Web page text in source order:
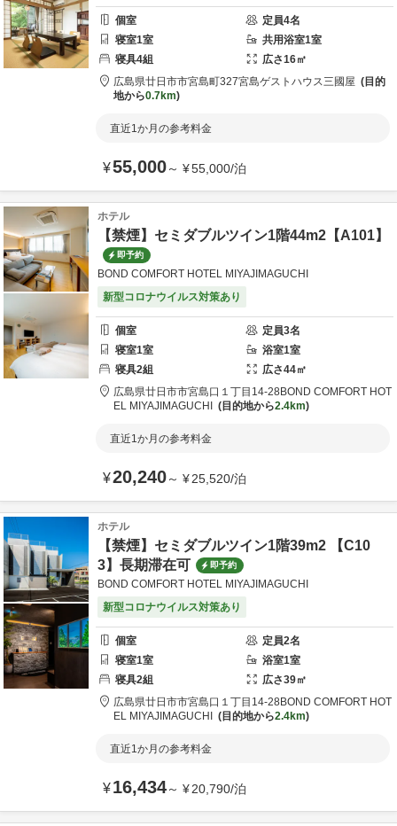
個室 定員4名
寝室1室 共用浴室1室
寝具4組 広さ16㎡
広島県廿日市市宮島町327宮島ゲストハウス三國屋
目的
地から0.7km
直近1か月の参考料金
¥55,000～ ¥55,000/泊
ホテル
【禁煙】セミダブルツイン1階44m2【A101】
即予約
BOND COMFORT HOTEL MIYAJIMAGUCHI
新型コロナウイルス対策あり
個室 定員3名
寝室1室 浴室1室
寝具2組 広さ44㎡
広島県廿日市市宮島口１丁目14-28BOND COMFORT HOT
EL MIYAJIMAGUCHI
目的地から2.4km
直近1か月の参考料金
¥20,240～ ¥25,520/泊
ホテル
【禁煙】セミダブルツイン1階39m2 【C10
3】長期滞在可
即予約
BOND COMFORT HOTEL MIYAJIMAGUCHI
新型コロナウイルス対策あり
個室 定員2名
寝室1室 浴室1室
寝具2組 広さ39㎡
広島県廿日市市宮島口１丁目14-28BOND COMFORT HOT
EL MIYAJIMAGUCHI
目的地から2.4km
直近1か月の参考料金
¥16,434～ ¥20,790/泊